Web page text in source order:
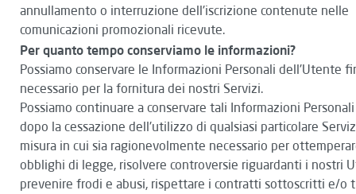
annullamento o interruzione dell'iscrizione contenute nelle
comunicazioni promozionali ricevute.
Per quanto tempo conserviamo le informazioni?
Possiamo conservare le Informazioni Personali dell'Utente
necessario per la fornitura dei nostri Servizi.
Possiamo continuare a conservare tali Informazioni
dopo la cessazione dell'utilizzo di qualsiasi particolare
misura in cui sia ragionevolmente necessario per
obblighi di legge, risolvere controversie riguardanti i nostri
prevenire frodi e abusi, rispettare i contratti sottoscritti e/o